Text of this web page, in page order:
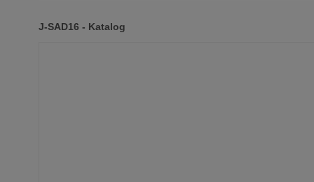
J-SAD16 - Katalog